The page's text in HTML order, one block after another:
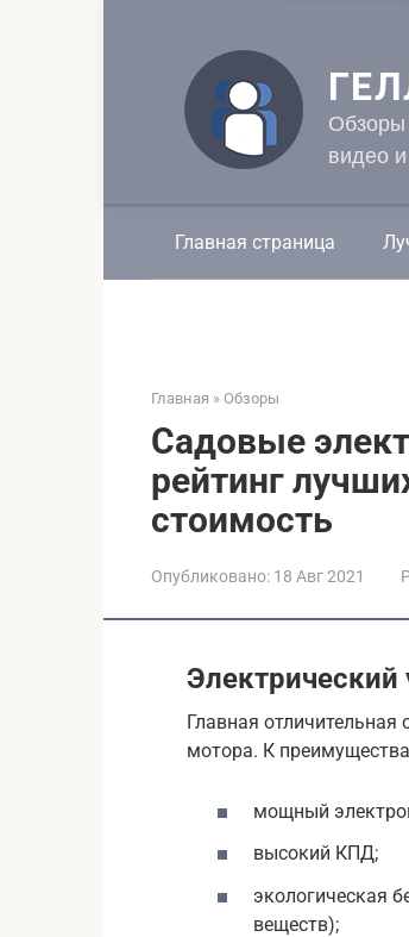
Обзоры
видео
Главная страница
Главная » Обзоры
Садовые
рейтинг
стоимость
Опубликовано: 18 Авг 2021
Главная
мотора. К
мощный
высокий КПД;
экологическая
веществ);